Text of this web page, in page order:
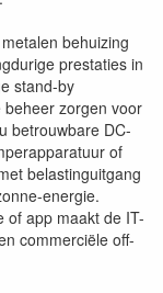
behuizing
prestaties in
stand-by
zorgen voor
betrouwbare DC-
of
belastinguitgang
energie.
of app maakt de IT-
commerciële off-